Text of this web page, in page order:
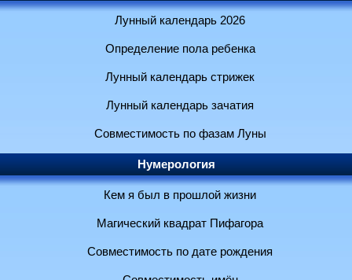
Лунный календарь 2026
Определение пола ребенка
Лунный календарь стрижек
Лунный календарь зачатия
Совместимость по фазам Луны
Нумерология
Кем я был в прошлой жизни
Магический квадрат Пифагора
Совместимость по дате рождения